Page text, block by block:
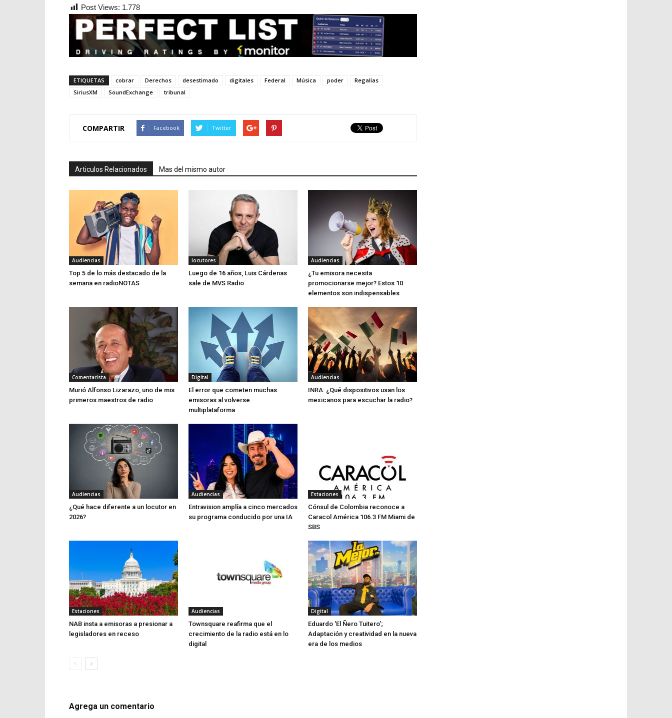
Post Views: 1.778
ETIQUETAS cobrar Derechos desestimado digitales Federal Música poder
Regalías
SiriusXM
SoundExchange tribunal
COMPARTIR Facebook Twitter
Articulos Relacionados Mas del mismo autor
Audiencias
Top 5 de lo más destacado de la
semana en radioNOTAS
locutores
Luego de 16 años, Luis Cárdenas
sale de MVS Radio
Audiencias
¿Tu emisora necesita
promocionarse mejor? Estos 10
elementos son indispensables
Comentarista
Murió Alfonso Lizarazo, uno de mis
primeros maestros de radio
Digital
El error que cometen muchas
emisoras al volverse
multiplataforma
Audiencias
INRA: ¿Qué dispositivos usan los
mexicanos para escuchar la radio?
Audiencias
¿Qué hace diferente a un locutor en
2026?
Audiencias
Entravision amplía a cinco mercados
su programa conducido por una IA
Estaciones
Cónsul de Colombia reconoce a
Caracol América 106.3 FM Miami de
SBS
Estaciones
NAB insta a emisoras a presionar a
legisladores en receso
Audiencias
Townsquare reafirma que el
crecimiento de la radio está en lo
digital
Digital
Eduardo ‘El Ñero Tuitero’;
Adaptación y creatividad en la nueva
era de los medios
Agrega un comentario